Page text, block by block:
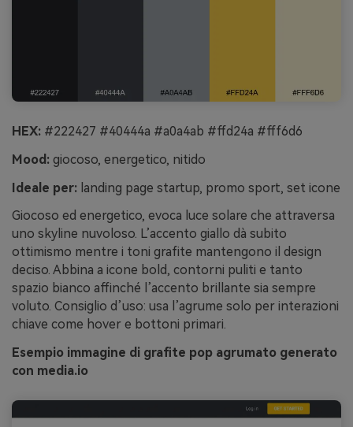
HEX: #222427 #40444a #a0a4ab #ffd24a #fff6d6
Mood: giocoso, energetico, nitido
Ideale per: landing page startup, promo sport, set icone
Giocoso ed energetico, evoca luce solare che attraversa
uno skyline nuvoloso. L’accento giallo dà subito
ottimismo mentre i toni grafite mantengono il design
deciso. Abbina a icone bold, contorni puliti e tanto
spazio bianco affinché l’accento brillante sia sempre
voluto. Consiglio d’uso: usa l’agrume solo per interazioni
chiave come hover e bottoni primari.
Esempio immagine di grafite pop agrumato generato
con media.io